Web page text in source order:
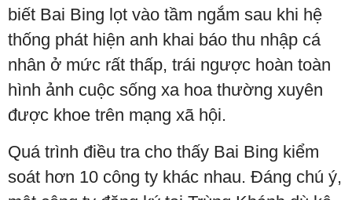
biết Bai Bing lọt vào tầm ngắm sau khi hệ
thống phát hiện anh khai báo thu nhập cá
nhân ở mức rất thấp, trái ngược hoàn toàn
hình ảnh cuộc sống xa hoa thường xuyên
được khoe trên mạng xã hội.
Quá trình điều tra cho thấy Bai Bing kiểm
soát hơn 10 công ty khác nhau. Đáng chú ý,